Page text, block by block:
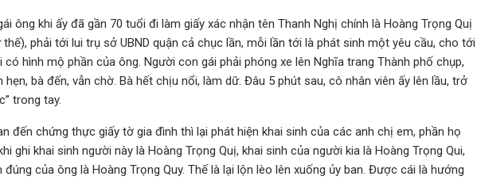
ông khi ấy đã gần 70 tuổi đi làm giấy xác nhận tên Thanh Nghị chính là Hoàng Trọng Quị
phải tới lui trụ sở UBND quận cả chục lần, mỗi lần tới là phát sinh một yêu cầu, cho tới
hình mộ phần của ông. Người con gái phải phóng xe lên Nghĩa trang Thành phố chụp,
bà đến, vẫn chờ. Bà hết chịu nổi, làm dữ. Đâu 5 phút sau, cô nhân viên ấy lên lầu, trở
trong tay.
đến chứng thực giấy tờ gia đình thì lại phát hiện khai sinh của các anh chị em, phần họ
ghi khai sinh người này là Hoàng Trọng Quị, khai sinh của người kia là Hoàng Trọng Qui,
đúng của ông là Hoàng Trọng Quy. Thế là lại lộn lèo lên xuống ủy ban. Được cái là hướng